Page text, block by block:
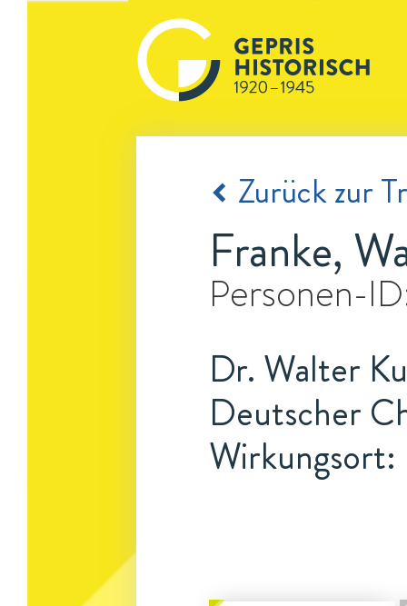
Zurück zur
Franke,
Personen-
Dr. Walter
Deutscher